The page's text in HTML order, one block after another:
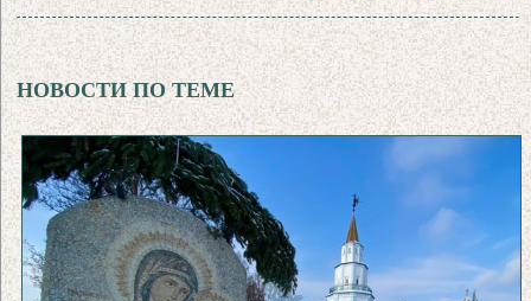
НОВОСТИ ПО ТЕМЕ